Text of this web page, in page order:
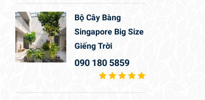
Bộ Cây Bàng
Singapore Big Size
Giếng Trời
090 180 5859